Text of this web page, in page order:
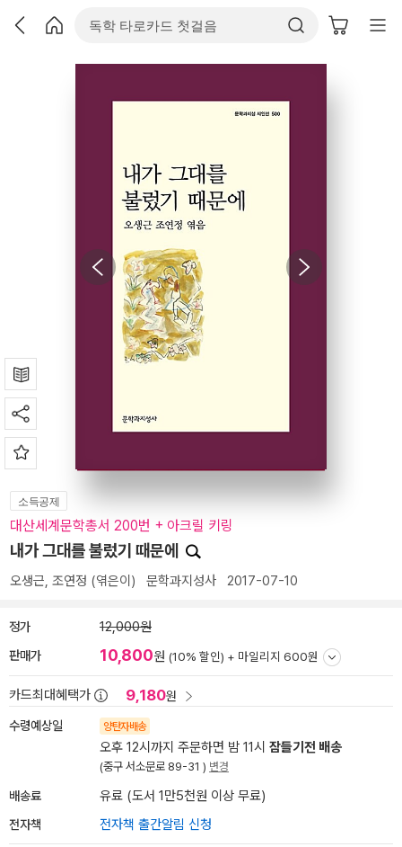
소득공제
대산세계문학총서 200번 + 아크릴 키링
내가 그대를 불렀기 때문에
오생근, 조연정 (엮은이) 문학과지성사 2017-07-10
정가 12,000원
판매가 10,800원 (10% 할인) + 마일리지 600원
카드최대혜택가 9,180원
수령예상일 양탄자배송
오후 12시까지 주문하면 밤 11시 잠들기전 배송
(중구 서소문로 89-31 ) 변경
배송료 유료 (도서 1만5천원 이상 무료)
전자책 전자책 출간알림 신청